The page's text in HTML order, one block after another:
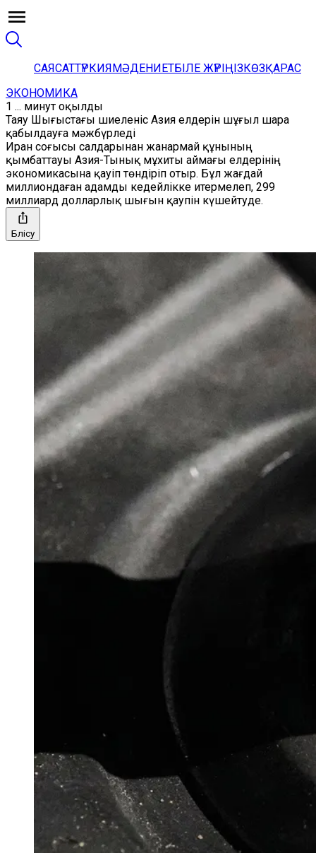
САЯСАТТҮРКИЯМӘДЕНИЕТБІЛЕ ЖҮРІҢІЗКӨЗҚАРАС
ЭКОНОМИКА
1 ... минут оқылды
Таяу Шығыстағы шиеленіс Азия елдерін шұғыл шара
қабылдауға мәжбүрледі
Иран соғысы салдарынан жанармай құнының
қымбаттауы Азия-Тынық мұхиты аймағы елдерінің
экономикасына қауіп төндіріп отыр. Бұл жағдай
миллиондаған адамды кедейлікке итермелеп, 299
миллиард долларлық шығын қаупін күшейтуде.
Бөлісу